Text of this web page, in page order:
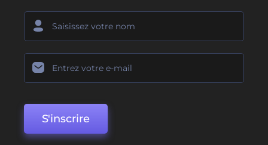
S'inscrire